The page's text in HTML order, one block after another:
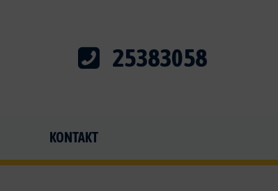
25383058
KONTAKT